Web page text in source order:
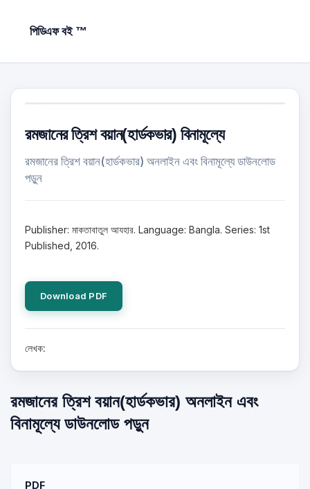
পিডিএফ বই ™
রমজানের ত্রিশ বয়ান(হার্ডকভার) বিনামূল্যে
রমজানের ত্রিশ বয়ান(হার্ডকভার) অনলাইন এবং বিনামূল্যে ডাউনলোড
পড়ুন
Publisher: মাকতাবাতুল আযহার. Language: Bangla. Series: 1st
Published, 2016.
Download PDF
লেখক:
রমজানের ত্রিশ বয়ান(হার্ডকভার) অনলাইন এবং
বিনামূল্যে ডাউনলোড পড়ুন
PDF